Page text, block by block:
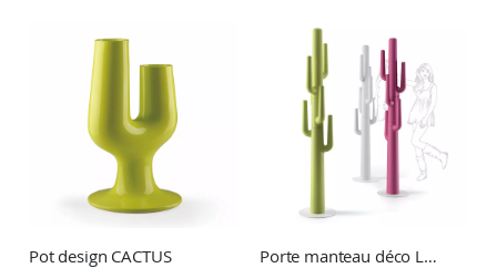
Pot design CACTUS Porte manteau déco LAPSUS